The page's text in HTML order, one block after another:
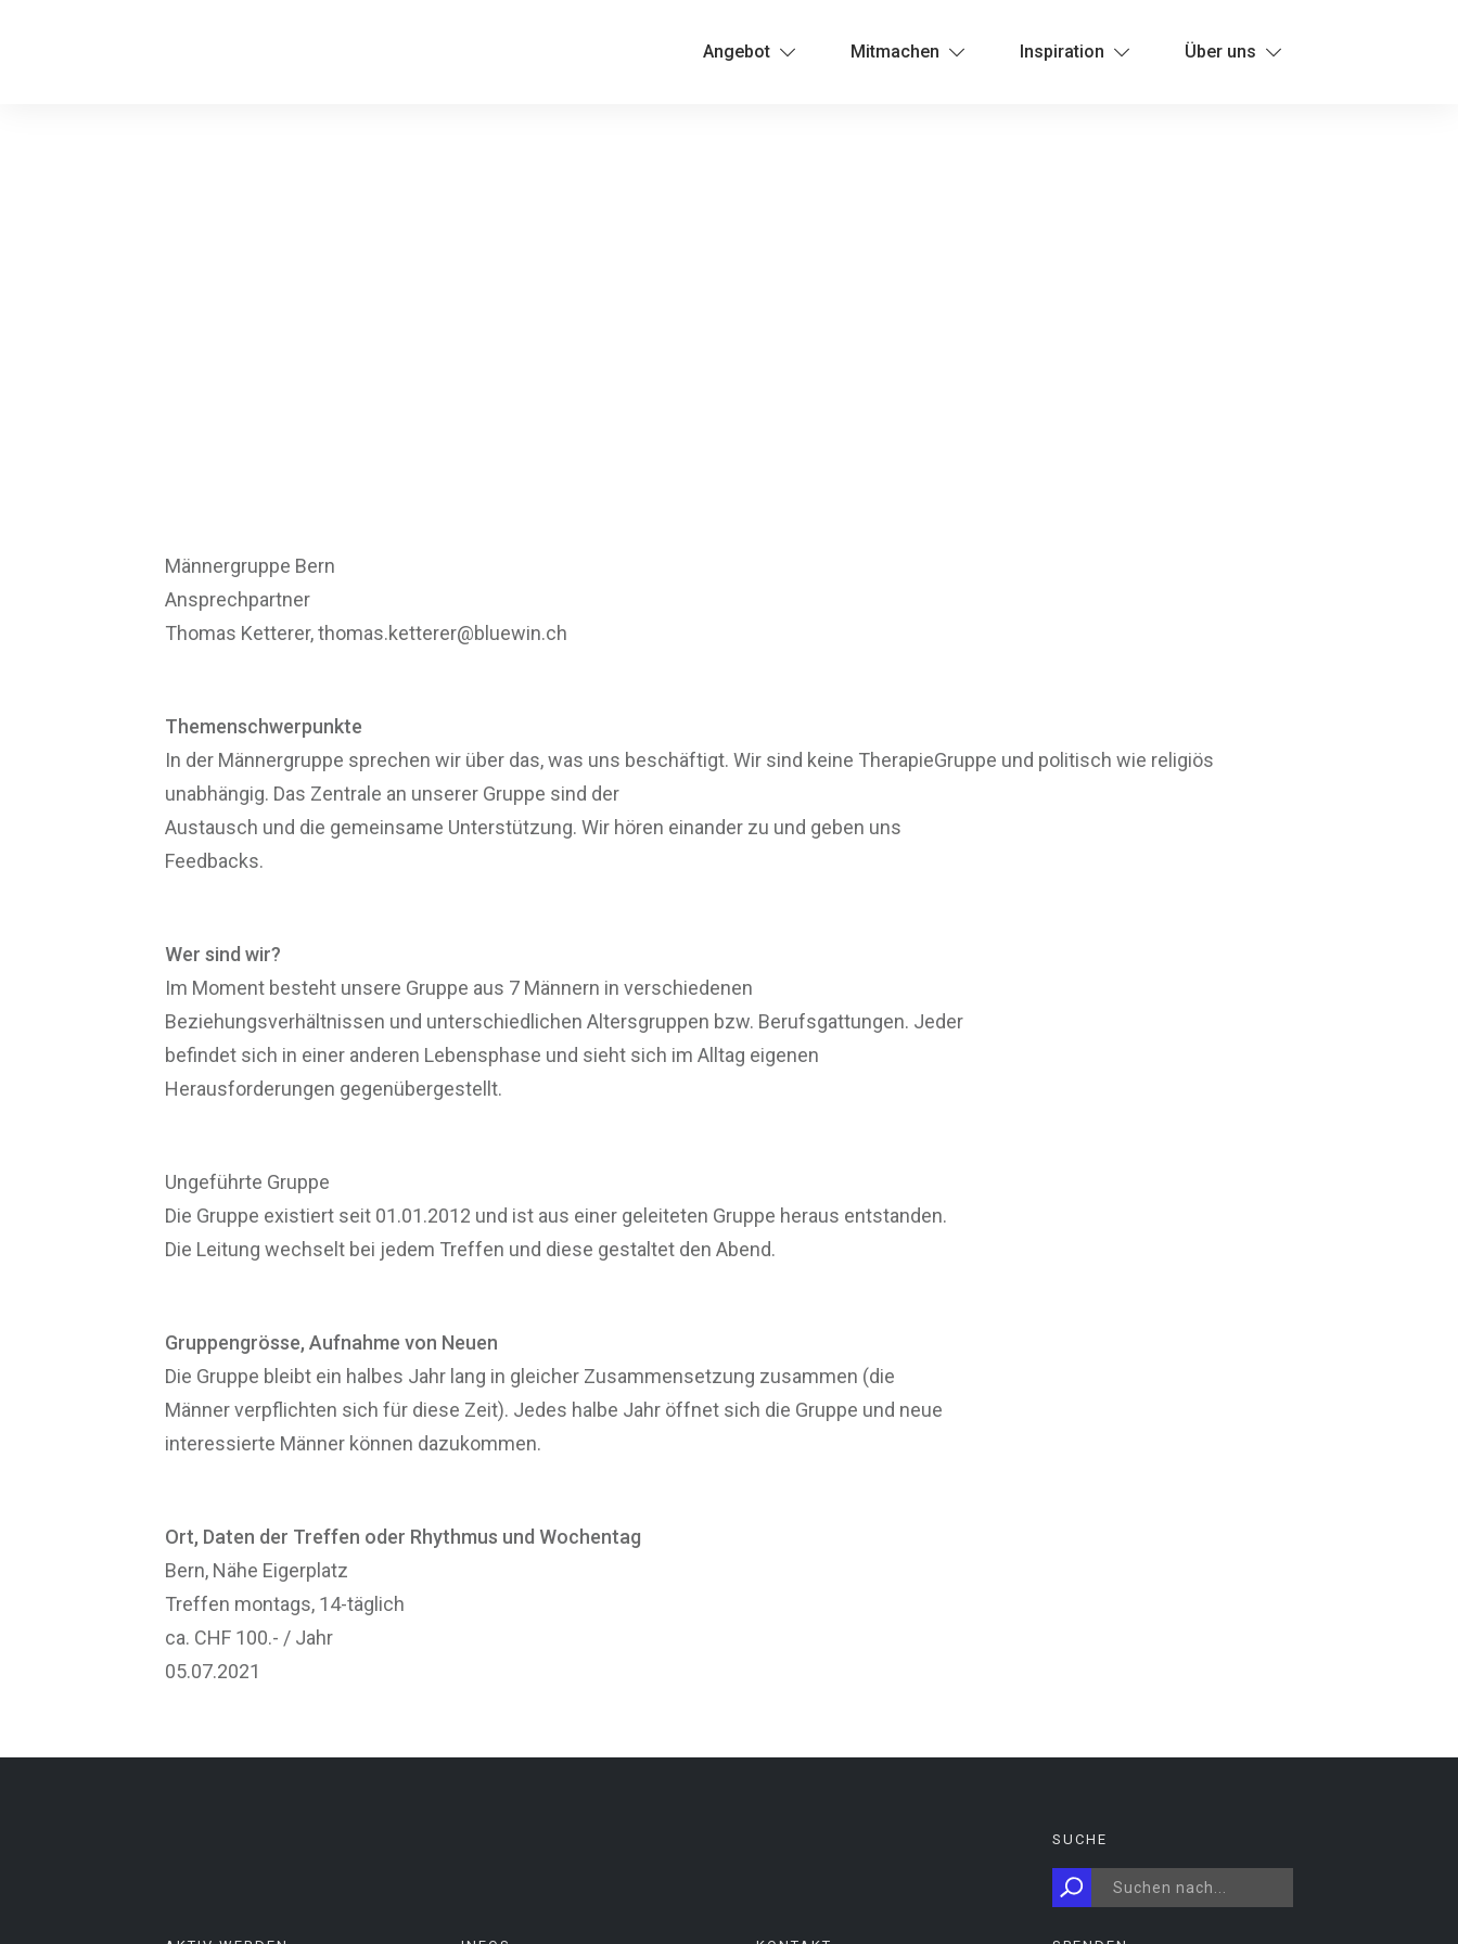
Angebot Mitmachen Inspiration Über uns
Männergruppe Bern
Ansprechpartner
Thomas Ketterer, thomas.ketterer@bluewin.ch
Themenschwerpunkte
In der Männergruppe sprechen wir über das, was uns beschäftigt. Wir sind keine TherapieGruppe und politisch wie religiös
unabhängig. Das Zentrale an unserer Gruppe sind der
Austausch und die gemeinsame Unterstützung. Wir hören einander zu und geben uns
Feedbacks.
Wer sind wir?
Im Moment besteht unsere Gruppe aus 7 Männern in verschiedenen
Beziehungsverhältnissen und unterschiedlichen Altersgruppen bzw. Berufsgattungen. Jeder
befindet sich in einer anderen Lebensphase und sieht sich im Alltag eigenen
Herausforderungen gegenübergestellt.
Ungeführte Gruppe
Die Gruppe existiert seit 01.01.2012 und ist aus einer geleiteten Gruppe heraus entstanden.
Die Leitung wechselt bei jedem Treffen und diese gestaltet den Abend.
Gruppengrösse, Aufnahme von Neuen
Die Gruppe bleibt ein halbes Jahr lang in gleicher Zusammensetzung zusammen (die
Männer verpflichten sich für diese Zeit). Jedes halbe Jahr öffnet sich die Gruppe und neue
interessierte Männer können dazukommen.
Ort, Daten der Treffen oder Rhythmus und Wochentag
Bern, Nähe Eigerplatz
Treffen montags, 14-täglich
ca. CHF 100.- / Jahr
05.07.2021
SUCHE